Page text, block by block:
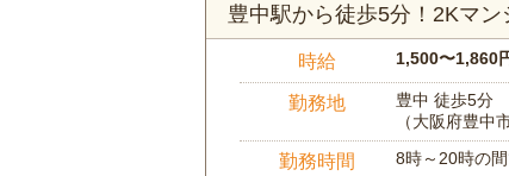
豊中駅から徒歩5分！2Kマン
時給 1,500〜1,860
勤務地
豊中 徒歩5分
（大阪府豊中
勤務時間 8時～20時の